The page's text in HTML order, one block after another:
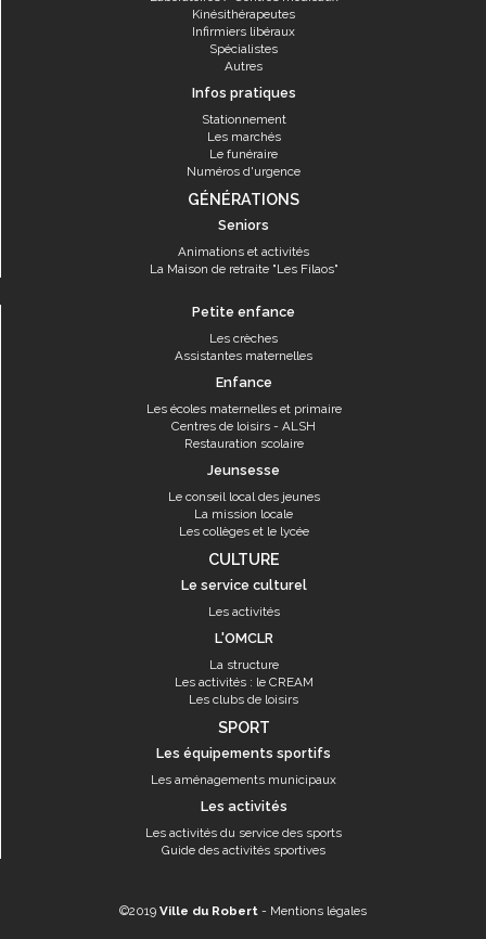
Kinésithérapeutes
Infirmiers libéraux
Spécialistes
Autres
Infos pratiques
Stationnement
Les marchés
Le funéraire
Numéros d'urgence
GÉNÉRATIONS
Seniors
Animations et activités
La Maison de retraite "Les Filaos"
Petite enfance
Les crèches
Assistantes maternelles
Enfance
Les écoles maternelles et primaire
Centres de loisirs - ALSH
Restauration scolaire
Jeunsesse
Le conseil local des jeunes
La mission locale
Les collèges et le lycée
CULTURE
Le service culturel
Les activités
L'OMCLR
La structure
Les activités : le CREAM
Les clubs de loisirs
SPORT
Les équipements sportifs
Les aménagements municipaux
Les activités
Les activités du service des sports
Guide des activités sportives
©2019 Ville du Robert - Mentions légales